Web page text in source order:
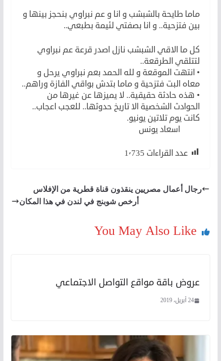
ماما طايحة بالشبشب و انا و عم نبراوي بنحجز بينها و
بين فتزحية.. و انا بصفتي لئيمة بطبعي..
كل ما الاقي الشبشب نازل اصدر قرعة عم نبراوي
لتتلقي الطرقعة..
• انتهت الموقعة و لله الحمد بعم نبراوي يرحل و
معاه البت فتزحية و ماما بتدش بواقي الفازة وراهم..
• هذه حادثة حقيقية.. لا يميزها عن غيرها من
الحوادث الشخصية الا تاريخ حدوثها.. للعجب اعجاب..
كانت يوم تلاتين يونيو.
اسعاد يونس
عدد القراءات 1٬735
رجال أعمال مصريين ينقذون قناة قطرية من الإفلاس
أرخص شوبنج في لندن في هذا المكان
You May Also Like
عروض باقة مواقع التواصل الاجتماعي
24 أبريل، 2019